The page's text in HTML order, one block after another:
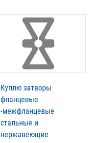
Куплю затворы
фланцевые
-межфланцевые
стальные и
нержавеющие